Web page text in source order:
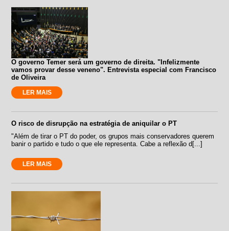
O governo Temer será um governo de direita. "Infelizmente
vamos provar desse veneno". Entrevista especial com Francisco
de Oliveira
LER MAIS
O risco de disrupção na estratégia de aniquilar o PT
"Além de tirar o PT do poder, os grupos mais conservadores querem
banir o partido e tudo o que ele representa. Cabe a reflexão d[...]
LER MAIS